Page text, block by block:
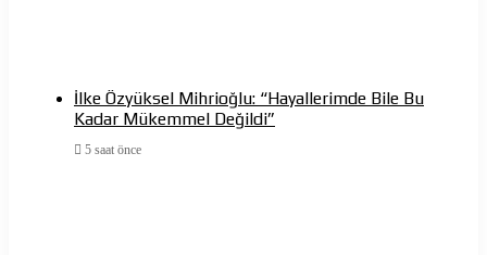
İlke Özyüksel Mihrioğlu: “Hayallerimde Bile Bu
Kadar Mükemmel Değildi”
5 saat önce